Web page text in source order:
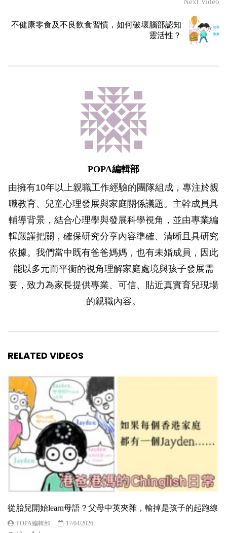
不健康零食及不良飲食習慣，如何破壞腦部認知
靈活性？
POPA編輯部
由擁有10年以上親職工作經驗的團隊組成，專注於親
職教育、兒童心理發展與家庭關係議題。主幹成員具
輔導背景，結合心理學與發展科學視角，並由專業編
輯嚴謹把關，確保研究分享內容準確、清晰且具研究
依據。我們當中既有爸爸媽媽，也有未婚成員，因此
能以多元而平衡的視角理解家庭處境與孩子發展需
要，致力為家長提供專業、可信、貼近真實育兒現場
的親職內容。
RELATED VIDEOS
從胎兒開始learn母語？父母中英夾雜，輸掉是孩子的起跑線
POPA編輯部
17/04/2026